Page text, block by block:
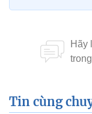
Tin cùng